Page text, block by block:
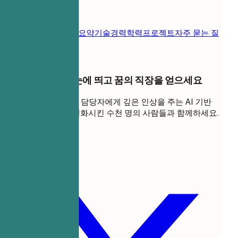
요약기술경력학력프로젝트자주 묻는 질
채용 담당자에게 눈에 띄고 꿈의 직장을 얻으세요
ATS를 통과하고 채용 담당자에게 깊은 인상을 주는 AI 기반
이력서로 커리어를 변화시킨 수천 명의 사람들과 함께하세요.